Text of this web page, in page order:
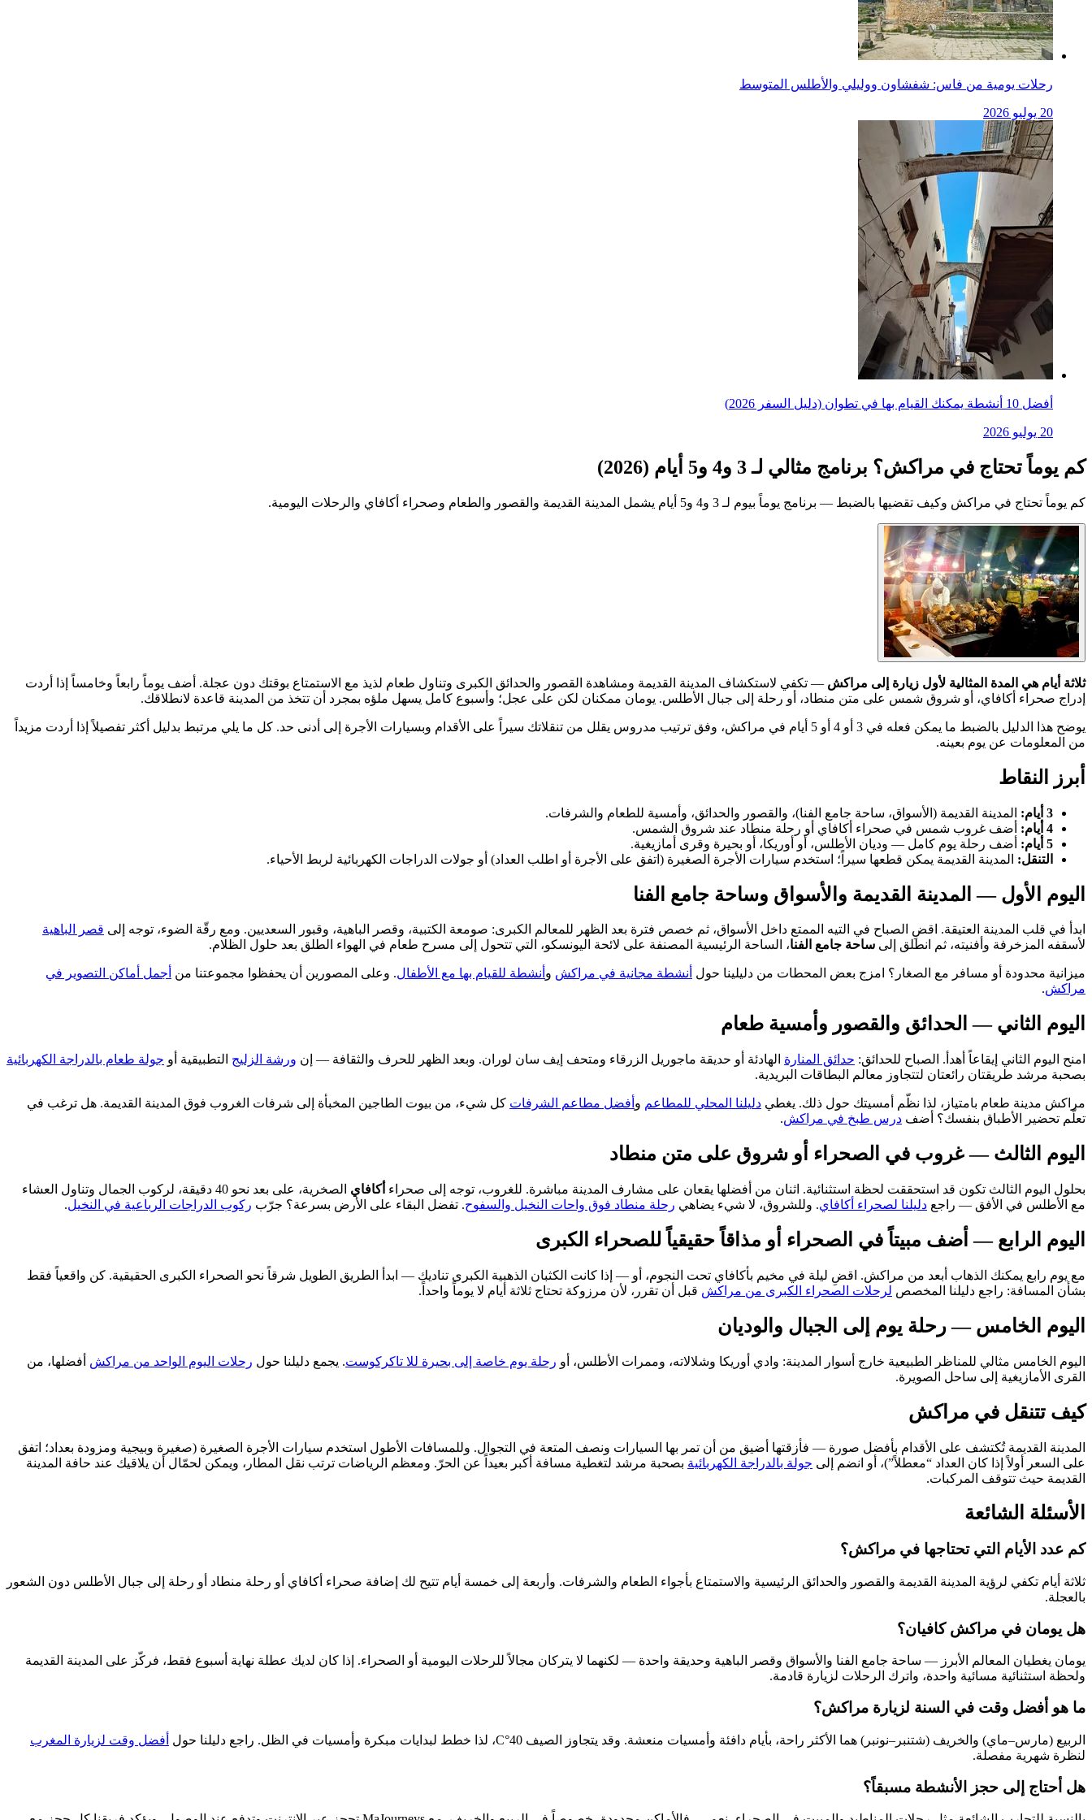
رحلات يومية من فاس: شفشاون ووليلي والأطلس المتوسط
20 يوليو 2026
أفضل 10 أنشطة يمكنك القيام بها في تطوان (دليل السفر 2026)
20 يوليو 2026
كم يوماً تحتاج في مراكش؟ برنامج مثالي لـ 3 و4 و5 أيام (2026)
كم يوماً تحتاج في مراكش وكيف تقضيها بالضبط — برنامج يوماً بيوم لـ 3 و4 و5 أيام يشمل المدينة القديمة والقصور والطعام وصحراء أكافاي والرحلات اليومية.
ثلاثة أيام هي المدة المثالية لأول زيارة إلى مراكش — تكفي لاستكشاف المدينة القديمة ومشاهدة القصور والحدائق الكبرى وتناول طعام لذيذ مع الاستمتاع بوقتك دون عجلة. أضف يوماً رابعاً وخامساً إذا أردت
إدراج صحراء أكافاي، أو شروق شمس على متن منطاد، أو رحلة إلى جبال الأطلس. يومان ممكنان لكن على عجل؛ وأسبوع كامل يسهل ملؤه بمجرد أن تتخذ من المدينة قاعدة لانطلاقك.
يوضح هذا الدليل بالضبط ما يمكن فعله في 3 أو 4 أو 5 أيام في مراكش، وفق ترتيب مدروس يقلل من تنقلاتك سيراً على الأقدام وبسيارات الأجرة إلى أدنى حد. كل ما يلي مرتبط بدليل أكثر تفصيلاً إذا أردت مزيداً
من المعلومات عن يوم بعينه.
أبرز النقاط
3 أيام:
المدينة القديمة (الأسواق، ساحة جامع الفنا)، والقصور والحدائق، وأمسية للطعام والشرفات.
4 أيام:
أضف غروب شمس في صحراء أكافاي أو رحلة منطاد عند شروق الشمس.
5 أيام:
أضف رحلة يوم كامل — وديان الأطلس، أو أوريكا، أو بحيرة وقرى أمازيغية.
التنقل: المدينة القديمة يمكن قطعها سيراً؛ استخدم سيارات الأجرة الصغيرة (اتفق على الأجرة أو اطلب العداد) أو جولات الدراجات الكهربائية لربط الأحياء.
اليوم الأول — المدينة القديمة والأسواق وساحة جامع الفنا
ابدأ في قلب المدينة العتيقة. اقضِ الصباح في التيه الممتع داخل الأسواق، ثم خصص فترة بعد الظهر للمعالم الكبرى: صومعة الكتبية، وقصر الباهية، وقبور السعديين. ومع رقّة الضوء، توجه إلى قصر الباهية
لأسقفه المزخرفة وأفنيته، ثم انطلق إلى ساحة جامع الفنا، الساحة الرئيسية المصنفة على لائحة اليونسكو، التي تتحول إلى مسرح طعام في الهواء الطلق بعد حلول الظلام.
ميزانية محدودة أو مسافر مع الصغار؟ امزج بعض المحطات من دليلينا حول أنشطة مجانية في مراكش و أنشطة للقيام بها مع الأطفال. وعلى المصورين أن يحفظوا مجموعتنا من أجمل أماكن التصوير في
مراكش.
اليوم الثاني — الحدائق والقصور وأمسية طعام
امنح اليوم الثاني إيقاعاً أهدأ. الصباح للحدائق: حدائق المنارة الهادئة أو حديقة ماجوريل الزرقاء ومتحف إيف سان لوران. وبعد الظهر للحرف والثقافة — إن ورشة الزليج التطبيقية أو جولة طعام بالدراجة الكهربائية
بصحبة مرشد طريقتان رائعتان لتتجاوز معالم البطاقات البريدية.
مراكش مدينة طعام بامتياز، لذا نظّم أمسيتك حول ذلك. يغطي دليلنا المحلي للمطاعم و أفضل مطاعم الشرفات كل شيء، من بيوت الطاجين المخبأة إلى شرفات الغروب فوق المدينة القديمة. هل ترغب في
تعلّم تحضير الأطباق بنفسك؟ أضف درس طبخ في مراكش.
اليوم الثالث — غروب في الصحراء أو شروق على متن منطاد
بحلول اليوم الثالث تكون قد استحققت لحظة استثنائية. اثنان من أفضلها يقعان على مشارف المدينة مباشرة. للغروب، توجه إلى صحراء أكافاي
الصخرية، على بعد نحو 40 دقيقة، لركوب الجمال وتناول العشاء
مع الأطلس في الأفق — راجع دليلنا لصحراء أكافاي. وللشروق، لا شيء يضاهي رحلة منطاد فوق واحات النخيل والسفوح. تفضل البقاء على الأرض بسرعة؟ جرّب ركوب الدراجات الرباعية في النخيل.
اليوم الرابع — أضف مبيتاً في الصحراء أو مذاقاً حقيقياً للصحراء الكبرى
مع يوم رابع يمكنك الذهاب أبعد من مراكش. اقضِ ليلة في مخيم بأكافاي تحت النجوم، أو — إذا كانت الكثبان الذهبية الكبرى تناديك — ابدأ الطريق الطويل شرقاً نحو الصحراء الكبرى الحقيقية. كن واقعياً فقط
بشأن المسافة: راجع دليلنا المخصص لرحلات الصحراء الكبرى من مراكش قبل أن تقرر، لأن مرزوكة تحتاج ثلاثة أيام لا يوماً واحداً.
اليوم الخامس — رحلة يوم إلى الجبال والوديان
اليوم الخامس مثالي للمناظر الطبيعية خارج أسوار المدينة: وادي أوريكا وشلالاته، وممرات الأطلس، أو رحلة يوم خاصة إلى بحيرة للا تاكركوست. يجمع دليلنا حول رحلات اليوم الواحد من مراكش أفضلها، من
القرى الأمازيغية إلى ساحل الصويرة.
كيف تتنقل في مراكش
المدينة القديمة تُكتشف على الأقدام بأفضل صورة — فأزقتها أضيق من أن تمر بها السيارات ونصف المتعة في التجوال. وللمسافات الأطول استخدم سيارات الأجرة الصغيرة (صغيرة وبيجية ومزودة بعداد؛ اتفق
على السعر أولاً إذا كان العداد “معطلاً”)، أو انضم إلى جولة بالدراجة الكهربائية بصحبة مرشد لتغطية مسافة أكبر بعيداً عن الحرّ. ومعظم الرياضات ترتب نقل المطار، ويمكن لحمّال أن يلاقيك عند حافة المدينة
القديمة حيث تتوقف المركبات.
الأسئلة الشائعة
كم عدد الأيام التي تحتاجها في مراكش؟
ثلاثة أيام تكفي لرؤية المدينة القديمة والقصور والحدائق الرئيسية والاستمتاع بأجواء الطعام والشرفات. وأربعة إلى خمسة أيام تتيح لك إضافة صحراء أكافاي أو رحلة منطاد أو رحلة إلى جبال الأطلس دون الشعور
بالعجلة.
هل يومان في مراكش كافيان؟
يومان يغطيان المعالم الأبرز — ساحة جامع الفنا والأسواق وقصر الباهية وحديقة واحدة — لكنهما لا يتركان مجالاً للرحلات اليومية أو الصحراء. إذا كان لديك عطلة نهاية أسبوع فقط، فركّز على المدينة القديمة
ولحظة استثنائية مسائية واحدة، واترك الرحلات لزيارة قادمة.
ما هو أفضل وقت في السنة لزيارة مراكش؟
الربيع (مارس–ماي) والخريف (شتنبر–نونبر) هما الأكثر راحة، بأيام دافئة وأمسيات منعشة. وقد يتجاوز الصيف 40°C، لذا خطط لبدايات مبكرة وأمسيات في الظل. راجع دليلنا حول
أفضل وقت لزيارة المغرب
لنظرة شهرية مفصلة.
هل أحتاج إلى حجز الأنشطة مسبقاً؟